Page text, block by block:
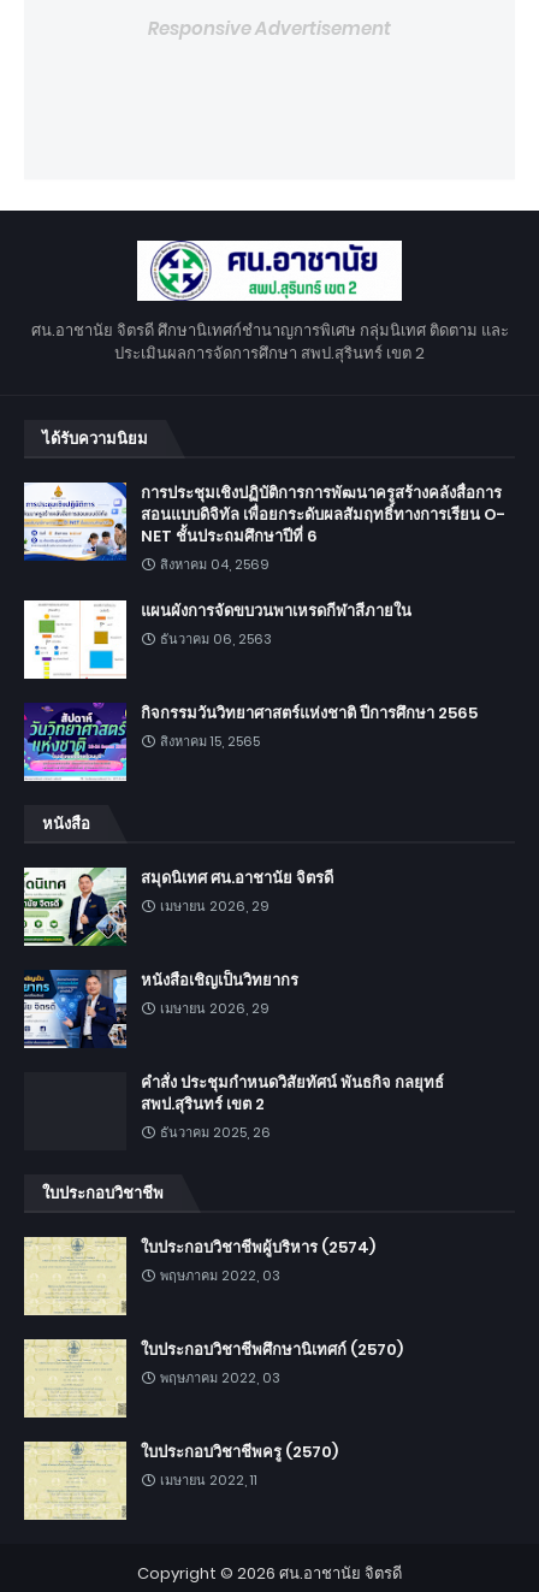
Responsive Advertisement
ศน.อาชานัย จิตรดี ศึกษานิเทศก์ชำนาญการพิเศษ กลุ่มนิเทศ ติดตาม และ
ประเมินผลการจัดการศึกษา สพป.สุรินทร์ เขต 2
ได้รับความนิยม
การประชุมเชิงปฏิบัติการการพัฒนาครูสร้างคลังสื่อการ
สอนแบบดิจิทัล เพื่อยกระดับผลสัมฤทธิ์ทางการเรียน O-
NET ชั้นประถมศึกษาปีที่ 6
สิงหาคม 04, 2569
แผนผังการจัดขบวนพาเหรดกีฬาสีภายใน
ธันวาคม 06, 2563
กิจกรรมวันวิทยาศาสตร์แห่งชาติ ปีการศึกษา 2565
สิงหาคม 15, 2565
หนังสือ
สมุดนิเทศ ศน.อาชานัย จิตรดี
เมษายน 2026, 29
หนังสือเชิญเป็นวิทยากร
เมษายน 2026, 29
คำสั่ง ประชุมกำหนดวิสัยทัศน์ พันธกิจ กลยุทธ์
สพป.สุรินทร์ เขต 2
ธันวาคม 2025, 26
ใบประกอบวิชาชีพ
ใบประกอบวิชาชีพผู้บริหาร (2574)
พฤษภาคม 2022, 03
ใบประกอบวิชาชีพศึกษานิเทศก์ (2570)
พฤษภาคม 2022, 03
ใบประกอบวิชาชีพครู (2570)
เมษายน 2022, 11
Copyright © 2026 ศน.อาชานัย จิตรดี